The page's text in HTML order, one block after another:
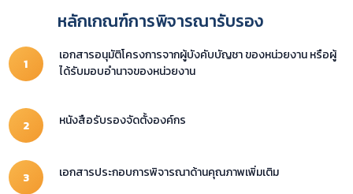
หลักเกณฑ์การพิจารณารับรอง
เอกสารอนุมัติโครงการจากผู้บังคับบัญชา ของหน่วยงาน หรือผู้
ได้รับมอบอำนาจของหน่วยงาน
หนังสือรับรองจัดตั้งองค์กร
เอกสารประกอบการพิจารณาด้านคุณภาพเพิ่มเติม